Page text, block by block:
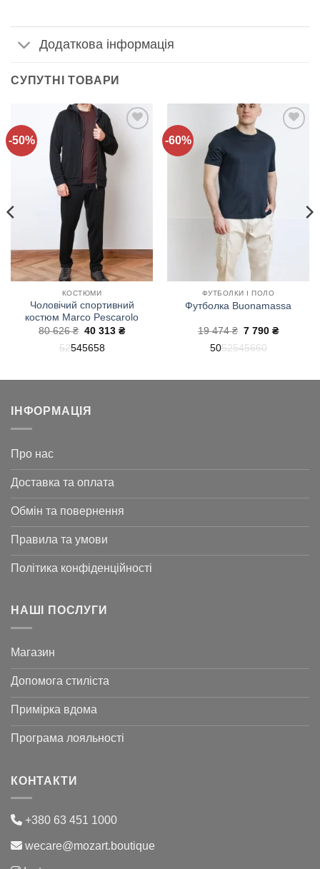
Додаткова інформація
СУПУТНІ ТОВАРИ
-50%
Додати
КОСТЮМИ
Чоловічий спортивний
костюм Marco Pescarolo
80 626₴ Оригінальна
80
40 313₴Поточна
52545658
-60%
Додати
бажань!
ФУТБОЛКИ І ПОЛО
Футболка Buonamassa
19 474₴ Оригінальна
19
7 790₴Поточна
5052545660
ІНФОРМАЦІЯ
Про нас
Доставка та оплата
Обмін та повернення
Правила та умови
Політика конфіденційності
НАШІ ПОСЛУГИ
Магазин
Допомога стиліста
Примірка вдома
Програма лояльності
КОНТАКТИ
+380 63 451 1000
wecare@mozart.boutique